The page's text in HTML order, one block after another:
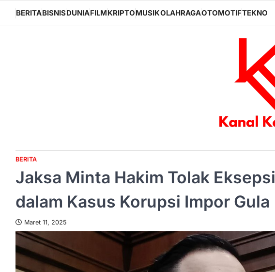
content
BERITABISNISDUNIAFILMKRIPTOMUSIKOLAHRAGAOTOMOTIFTEKNO
BERITA
Jaksa Minta Hakim Tolak
dalam Kasus Korupsi Impor Gula
Maret 11, 2025